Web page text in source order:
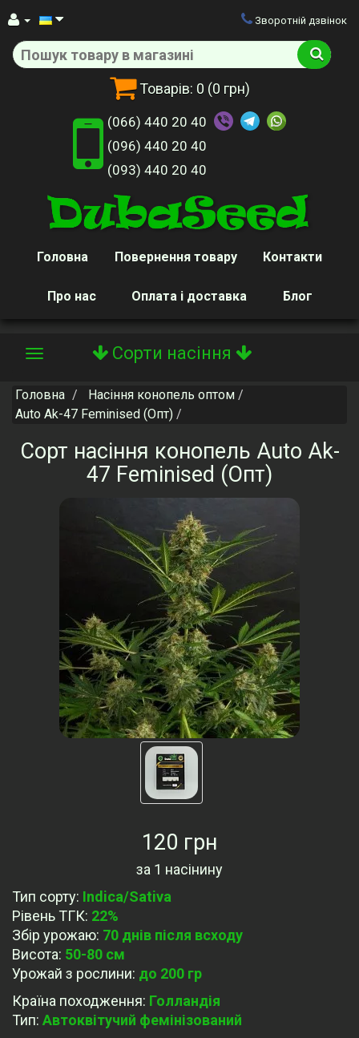
Товарів: 0 (0 грн)
Зворотній дзвінок
(066) 440 20 40
(096) 440 20 40
(093) 440 20 40
Головна Повернення товару Контакти
Про нас Оплата і доставка Блог
Сорти насіння
Toggle
Головна
Насіння конопель оптом
Auto Ak-47 Feminised (Опт)
Сорт насіння конопель Auto Ak-
47 Feminised (Опт)
120 грн
за 1 насінину
Тип сорту: Indica/Sativa
Рівень ТГК: 22%
Збір урожаю: 70 днів після всходу
Висота: 50-80 см
Урожай з рослини: до 200 гр
Країна походження: Голландія
Тип: Автоквітучий фемінізований